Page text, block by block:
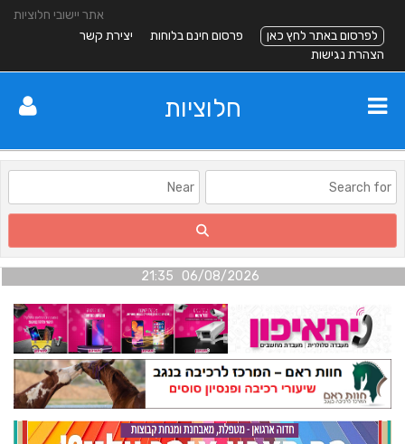
אתר יישובי חלוציות
לפרסום באתר לחץ כאן
פרסום חינם בלוחות
יצירת קשר
הצהרת נגישות
חלוציות
06/08/2026 21:35